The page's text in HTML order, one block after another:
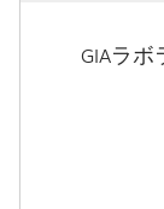
GIAラ